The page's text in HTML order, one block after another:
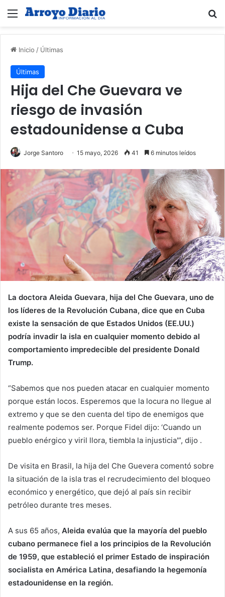
Menú
Inicio / Últimas
Últimas
Hija del Che Guevara ve
riesgo de invasión
estadounidense a Cuba
Jorge Santoro 15 mayo, 2026 41 6 minutos leídos
La doctora Aleida Guevara, hija del Che Guevara, uno de
los líderes de la Revolución Cubana, dice que en Cuba
existe la sensación de que Estados Unidos (EE.UU.)
podría invadir la isla en cualquier momento debido al
comportamiento impredecible del presidente Donald
Trump.
“Sabemos que nos pueden atacar en cualquier momento
porque están locos. Esperemos que la locura no llegue al
extremo y que se den cuenta del tipo de enemigos que
realmente podemos ser. Porque Fidel dijo: ‘Cuando un
pueblo enérgico y viril llora, tiembla la injusticia'”, dijo .
De visita en Brasil, la hija del Che Guevera comentó sobre
la situación de la isla tras el recrudecimiento del bloqueo
económico y energético, que dejó al país sin recibir
petróleo durante tres meses.
A sus 65 años, Aleida evalúa que la mayoría del pueblo
cubano permanece fiel a los principios de la Revolución
de 1959, que estableció el primer Estado de inspiración
socialista en América Latina, desafiando la hegemonía
estadounidense en la región.